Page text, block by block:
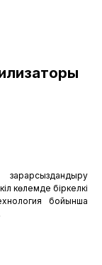
көлемде біркелкі
бойынша